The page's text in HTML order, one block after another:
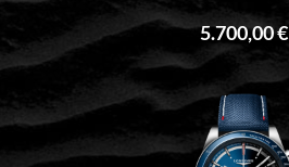
5.700,00 €